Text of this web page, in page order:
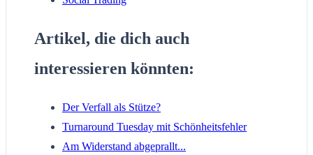
Artikel, die dich auch
interessieren könnten:
Der Verfall als Stütze?
Turnaround Tuesday mit Schönheitsfehler
Am Widerstand abgeprallt...